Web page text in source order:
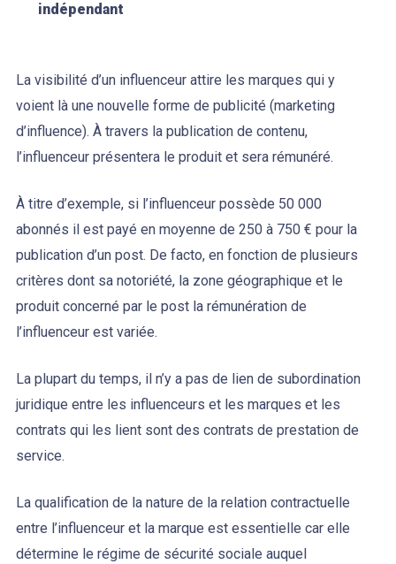
indépendant
La visibilité d’un influenceur attire les marques qui y
voient là une nouvelle forme de publicité (marketing
d’influence). À travers la publication de contenu,
l’influenceur présentera le produit et sera rémunéré.
À titre d’exemple, si l’influenceur possède 50 000
abonnés il est payé en moyenne de 250 à 750 € pour la
publication d’un post. De facto, en fonction de plusieurs
critères dont sa notoriété, la zone géographique et le
produit concerné par le post la rémunération de
l’influenceur est variée.
La plupart du temps, il n’y a pas de lien de subordination
juridique entre les influenceurs et les marques et les
contrats qui les lient sont des contrats de prestation de
service.
La qualification de la nature de la relation contractuelle
entre l’influenceur et la marque est essentielle car elle
détermine le régime de sécurité sociale auquel